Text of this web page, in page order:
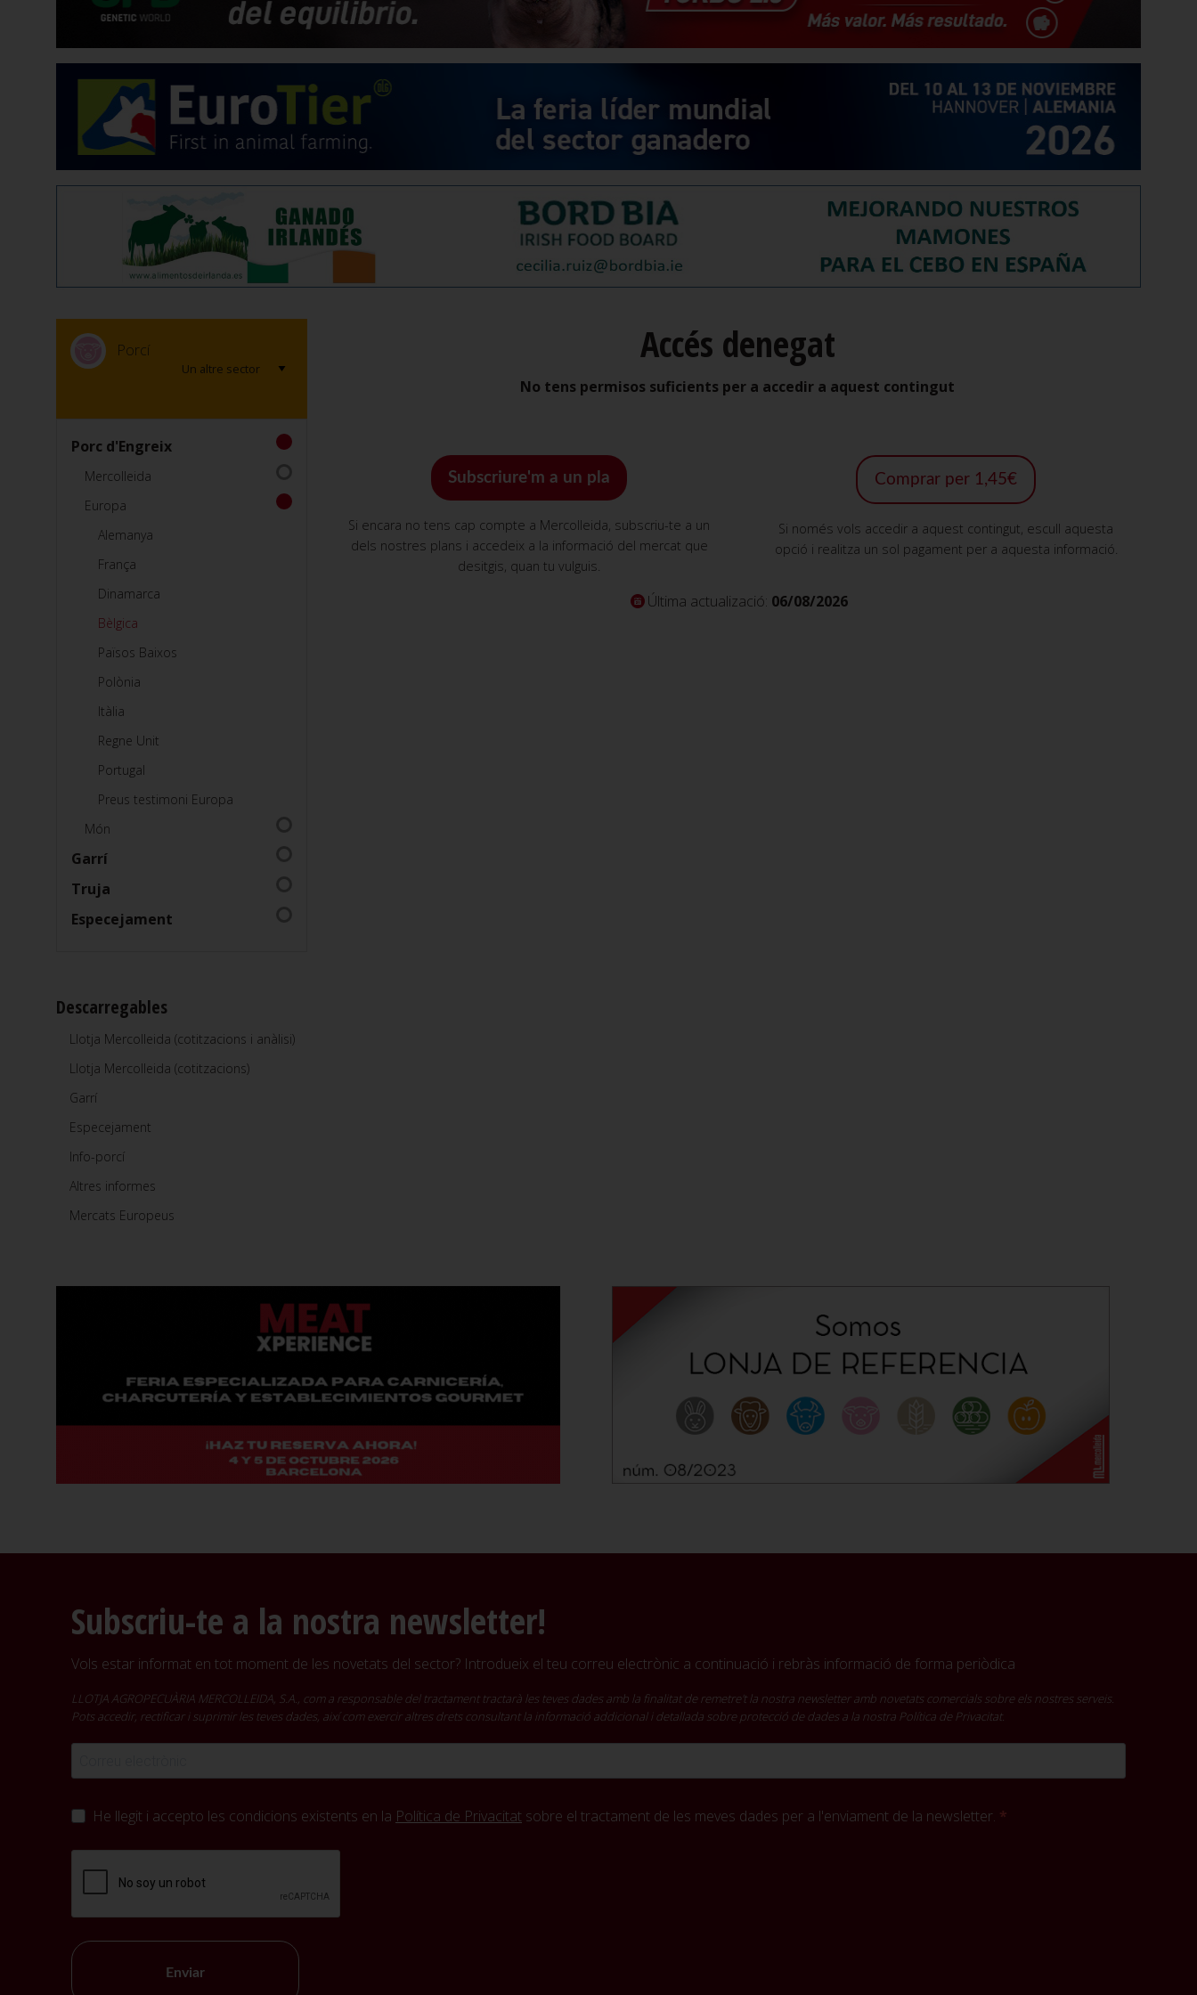
Porcí
Porc d'Engreix
Mercolleida
Europa
Alemanya
França
Dinamarca
Bèlgica
Països Baixos
Polònia
Itàlia
Regne Unit
Portugal
Preus testimoni Europa
Món
Garrí
Truja
Especejament
Descarregables
Llotja Mercolleida (cotitzacions i anàlisi)
Llotja Mercolleida (cotitzacions)
Garrí
Especejament
Info-porcí
Altres informes
Mercats Europeus
Accés denegat
No tens permisos suficients per a accedir a aquest contingut
Subscriure'm a un pla
Si encara no tens cap compte a Mercolleida, subscriu-te a un
dels nostres plans i accedeix a la informació del mercat que
desitgis, quan tu vulguis.
Comprar per 1,45€
Si només vols accedir a aquest contingut, escull aquesta
opció i realitza un sol pagament per a aquesta informació.
Última actualizació: 06/08/2026
Subscriu-te a la nostra newsletter!
Vols estar informat en tot moment de les novetats del sector? Introdueix el teu correu electrònic a continuació i rebràs informació de forma periòdica
LLOTJA AGROPECUÀRIA MERCOLLEIDA, S.A., com a responsable del tractament tractarà les teves dades amb la finalitat de remetre't la nostra newsletter amb novetats comercials sobre els nostres serveis.
Pots accedir, rectificar i suprimir les teves dades, així com exercir altres drets consultant la informació addicional i detallada sobre protecció de dades a la nostra Política de Privacitat.
He llegit i accepto les condicions existents en la Política de Privacitat sobre el tractament de les meves dades per a l'enviament de la newsletter.
Enviar